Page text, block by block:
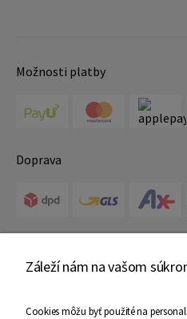
Možnosti platby
Doprava
Záleží nám na vašom
Cookies môžu byť použité na